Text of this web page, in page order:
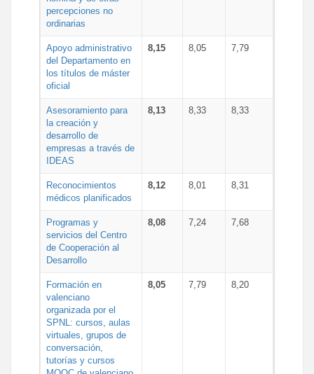
percepciones no
ordinarias
Apoyo administrativo
del Departamento en
los títulos de máster
oficial
8,15 8,05 7,79
Asesoramiento para
la creación y
desarrollo de
empresas a través de
IDEAS
8,13 8,33 8,33
Reconocimientos
médicos planificados
8,12 8,01 8,31
Programas y
servicios del Centro
de Cooperación al
Desarrollo
8,08 7,24 7,68
Formación en
valenciano
organizada por el
SPNL: cursos, aulas
virtuales, grupos de
conversación,
tutorías y cursos
8,05 7,79 8,20